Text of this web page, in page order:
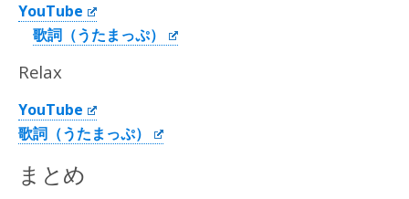
YouTube
歌詞（うたまっぷ）
Relax
YouTube
歌詞（うたまっぷ）
まとめ